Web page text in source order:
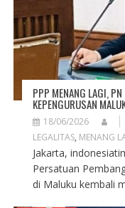
PPP MENANG LAGI,
KEPENGURUSAN
18/06/2026
LEGALITAS, MENANG
Jakarta,
Persatuan
di Maluku kembali